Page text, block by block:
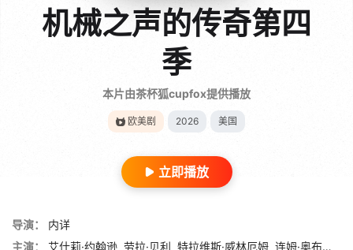
机械之声的传奇第四
季
本片由茶杯狐cupfox提供播放
欧美剧 2026 美国
立即播放
导演：
内详
主演：
艾什莉·约翰逊 劳拉·贝利 特拉维斯·威林厄姆 连姆·奥布赖恩